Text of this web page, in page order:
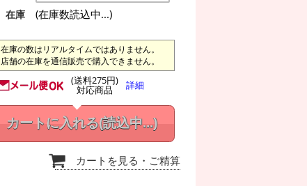
在庫
(在庫数読込中...)
在庫の数はリアルタイムではありません。
店舗の在庫を通信販売で購入できません。
(送料275円)
対応商品 詳細
カートに入れる(読込中...)
カートを見る ・ご精算